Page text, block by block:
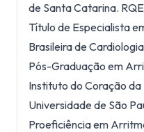
de Santa Catarina.
Título de Especialista
Brasileira de
Pós-Graduação em
Instituto do Coração
Universidade de São
Proeficiência em